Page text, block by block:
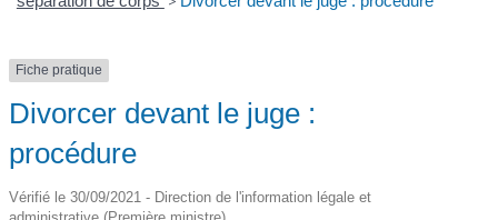
Fiche pratique
Divorcer devant le juge :
procédure
Vérifié le 30/09/2021 - Direction de l'information légale et